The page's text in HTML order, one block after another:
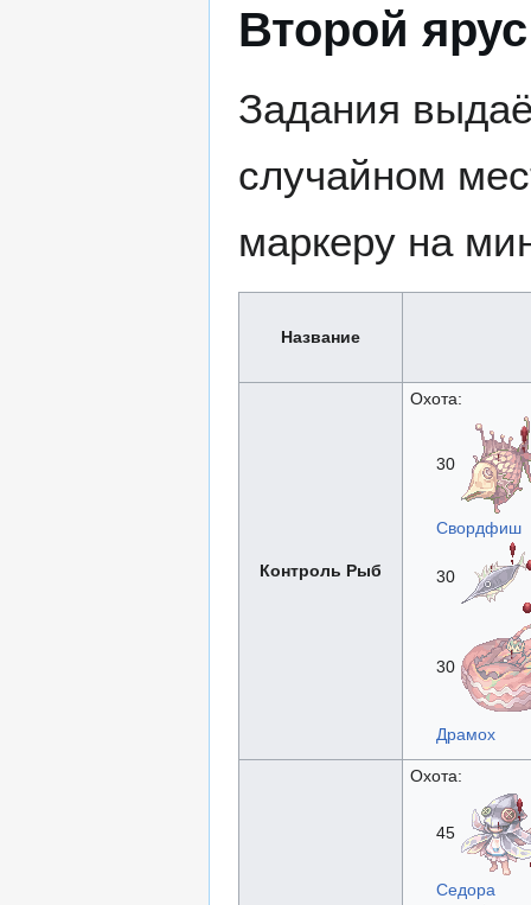
Второй
Задания
случайном
маркеру на
Название
Контроль Рыб
Охота:
30
Свордфиш
30
30
Драмох
Охота:
45
Седора